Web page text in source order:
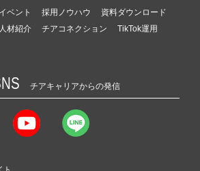
ベント 採用ノウハウ
資料ダウンロード
人材紹介 チアコネクション
TikTok運用
チアキャリアからの発信